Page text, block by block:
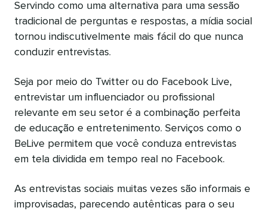
Servindo como uma alternativa para uma sessão
tradicional de perguntas e respostas, a mídia social
tornou indiscutivelmente mais fácil do que nunca
conduzir entrevistas.
Seja por meio do Twitter ou do Facebook Live,
entrevistar um influenciador ou profissional
relevante em seu setor é a combinação perfeita
de educação e entretenimento. Serviços como o
BeLive permitem que você conduza entrevistas
em tela dividida em tempo real no Facebook.
As entrevistas sociais muitas vezes são informais e
improvisadas, parecendo autênticas para o seu